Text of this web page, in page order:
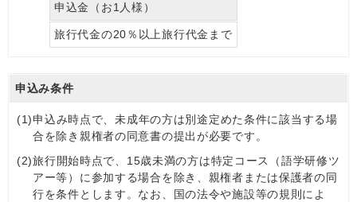
申込金（お1人様）
旅行代金の20％以上旅行代金まで
申込み条件
(1)申込み時点で、未成年の方は別途定めた条件に該当する場
合を除き親権者の同意書の提出が必要です。
(2)旅行開始時点で、15歳未満の方は特定コース（語学研修ツ
アー等）に参加する場合を除き、親権者または保護者の同
行を条件とします。なお、国の法令や施設等の規則によ